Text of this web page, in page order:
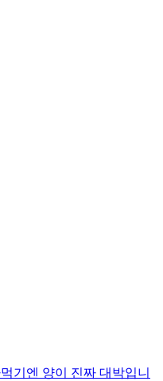
기엔 양이 진짜 대박입니